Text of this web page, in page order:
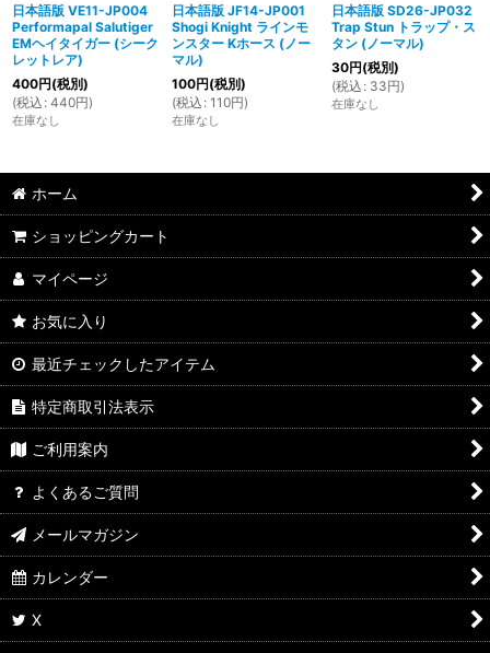
日本語版 VE11-JP004
Performapal Salutiger
EMヘイタイガー (シーク
レットレア)
400円(税別)
(税込 : 440円)
在庫なし
日本語版 JF14-JP001
Shogi Knight ラインモ
ンスター Kホース (ノー
マル)
100円(税別)
(税込 : 110円)
在庫なし
日本語版 SD26-JP032
Trap Stun トラップ・ス
タン (ノーマル)
30円(税別)
(税込 : 33円)
在庫なし
ホーム
ショッピングカート
マイページ
お気に入り
最近チェックしたアイテム
特定商取引法表示
ご利用案内
よくあるご質問
メールマガジン
カレンダー
X